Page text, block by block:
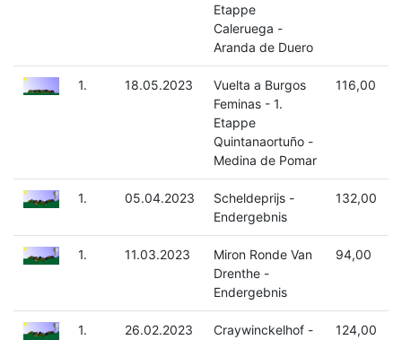
Etappe
Caleruega -
Aranda de Duero
1. 18.05.2023
Vuelta a Burgos
Feminas - 1.
Etappe
Quintanaortuño -
Medina de Pomar
116,00
1. 05.04.2023
Scheldeprijs -
Endergebnis
132,00
1. 11.03.2023
Miron Ronde Van
Drenthe -
Endergebnis
94,00
1. 26.02.2023
Craywinckelhof -
124,00